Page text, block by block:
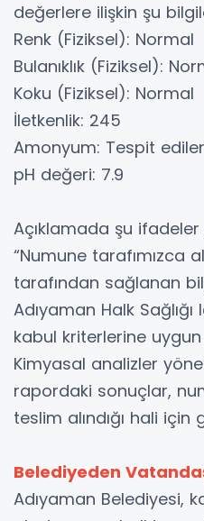
değerlere ilişkin şu
Renk (Fiziksel): Normal
Bulanıklık (Fiziksel):
Koku (Fiziksel): Normal
İletkenlik: 245
Amonyum: Tespit
pH değeri: 7.9
Açıklamada şu ifadeler
“Numune tarafımızca
tarafından sağlanan
Adıyaman Halk
kabul kriterlerine
Kimyasal analizler
rapordaki sonuçlar,
teslim alındığı hali için
Belediyeden
Adıyaman Belediyesi,